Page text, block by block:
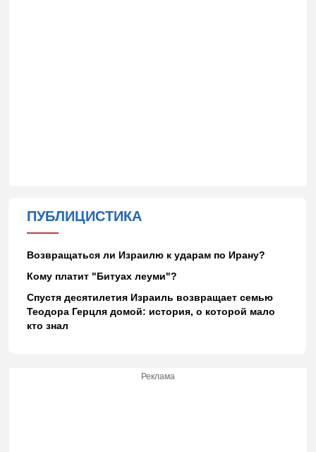
ПУБЛИЦИСТИКА
Возвращаться ли Израилю к ударам по Ирану?
Кому платит "Битуах леуми"?
Спустя десятилетия Израиль возвращает семью
Теодора Герцля домой: история, о которой мало
кто знал
Реклама